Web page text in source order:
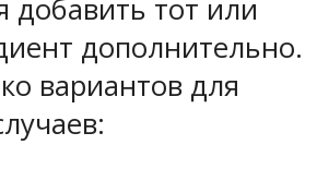
добавить тот или
дополнительно.
вариантов для